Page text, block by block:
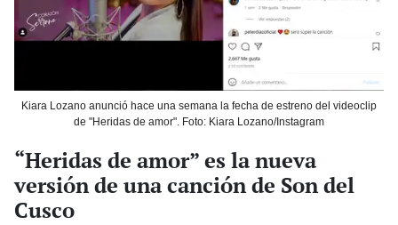
Kiara Lozano anunció hace una semana la fecha de estreno del videoclip
de "Heridas de amor". Foto: Kiara Lozano/Instagram
“Heridas de amor” es la nueva
versión de una canción de Son del
Cusco